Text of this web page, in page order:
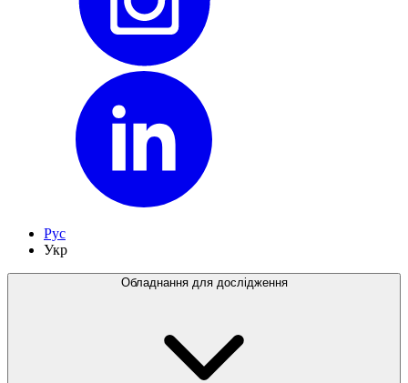
Рус
Укр
Обладнання для дослідження